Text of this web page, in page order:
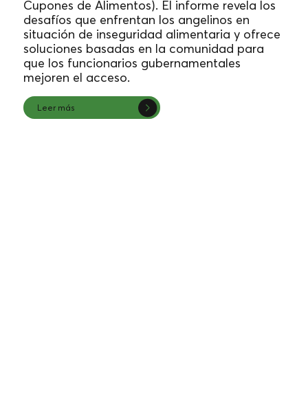
Cupones de Alimentos). El informe revela los
desafíos que enfrentan los angelinos en
situación de inseguridad alimentaria y ofrece
soluciones basadas en la comunidad para
que los funcionarios gubernamentales
mejoren el acceso.
Leer más